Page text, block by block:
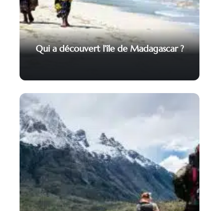
Qui a découvert l’île de Madagascar ?